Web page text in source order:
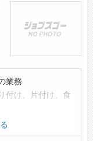
業務
付け、片付け、食
業はな